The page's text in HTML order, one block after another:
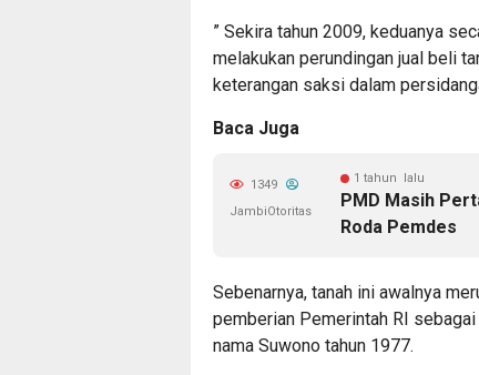
” Sekira tahun 2009, keduanya
melakukan perundingan jual beli
keterangan saksi dalam
Baca Juga
1 tahun lalu
PMD Masih
Roda Pemdes
1349
JambiOtoritas
Sebenarnya, tanah ini awalnya
pemberian Pemerintah RI
nama Suwono tahun 1977.